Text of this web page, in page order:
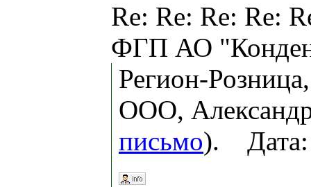
Re: Re: Re: Re:
ФГП АО
Регион-Розница,
ООО,
письмо). Дата: